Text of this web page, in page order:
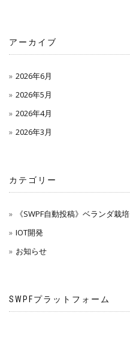
アーカイブ
2026年6月
2026年5月
2026年4月
2026年3月
カテゴリー
《SWPF自動投稿》ベランダ栽培
IOT開発
お知らせ
SWPFプラットフォーム